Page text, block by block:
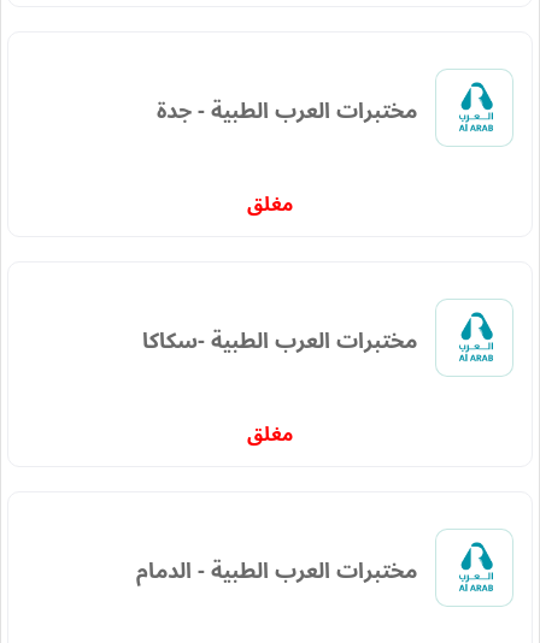
مختبرات العرب الطبية - جدة
مغلق
مختبرات العرب الطبية -سكاكا
مغلق
مختبرات العرب الطبية - الدمام